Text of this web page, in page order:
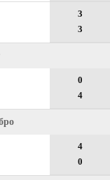
3
3
0
4
4
0